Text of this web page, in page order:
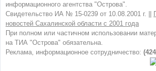
информационного агентства "Острова".
Свидетельство ИА № 15-0239 от 10.08.2001 г. ||
новостей Сахалинской области с 2001 года
При полном или частичном использовании
на ТИА "Острова" обязательна.
Реклама, информационное сотрудничество: